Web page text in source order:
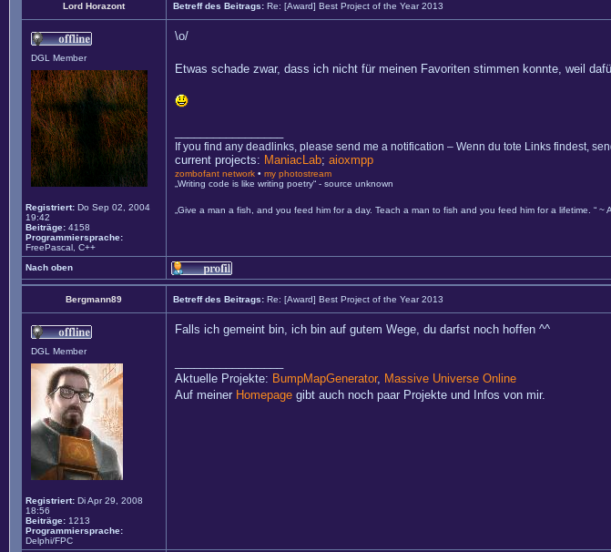
Lord Horazont Betreff des Beitrags: Re: [Award] Best Project of the Year 2013
DGL Member
Registriert: Do Sep 02, 2004
19:42
Beiträge: 4158
Programmiersprache:
FreePascal, C++
\o/
Etwas schade zwar, dass ich nicht für meinen Favoriten stimmen konnte, weil
If you find any deadlinks, please send me a notification – Wenn du tote Links findest,
current projects: ManiacLab; aioxmpp
zombofant network • my photostream
„Writing code is like writing poetry“ - source unknown
„Give a man a fish, and you feed him for a day. Teach a man to fish and you feed him for a lifetime. “ ~
Nach oben
Bergmann89 Betreff des Beitrags: Re: [Award] Best Project of the Year 2013
DGL Member
Registriert: Di Apr 29, 2008
18:56
Beiträge: 1213
Programmiersprache:
Delphi/FPC
Falls ich gemeint bin, ich bin auf gutem Wege, du darfst noch hoffen ^^
Aktuelle Projekte: BumpMapGenerator, Massive Universe Online
Auf meiner Homepage gibt auch noch paar Projekte und Infos von mir.